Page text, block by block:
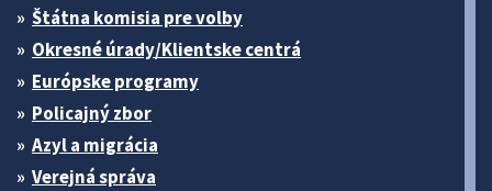
Štátna komisia pre volby
Okresné úrady/Klientske centrá
Európske programy
Policajný zbor
Azyl a migrácia
Verejná správa